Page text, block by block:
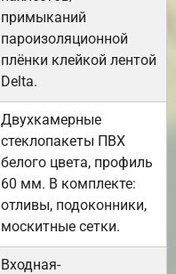
примыканий
пароизоляционной
плёнки клейкой лентой
Delta.
Двухкамерные
стеклопакеты ПВХ
белого цвета, профиль
60 мм. В комплекте:
отливы, подоконники,
москитные сетки.
Входная-